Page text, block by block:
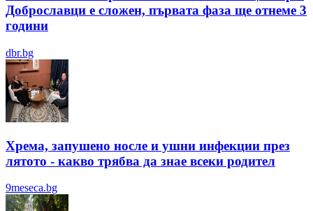
Доброславци е сложен, първата фаза ще отнеме 3
години
dbr.bg
Хрема, запушено носле и ушни инфекции през
лятотo - какво трябва да знае всеки родител
9meseca.bg